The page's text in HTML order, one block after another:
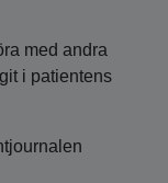
med andra
i patientens